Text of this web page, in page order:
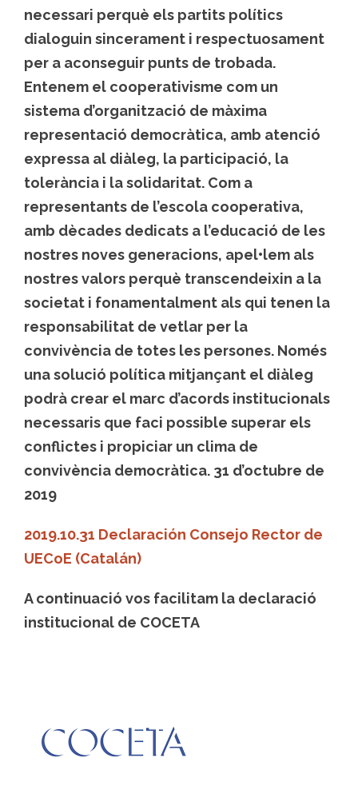
necessari perquè els partits polítics
dialoguin sincerament i respectuosament
per a aconseguir punts de trobada.
Entenem el cooperativisme com un
sistema d’organització de màxima
representació democràtica, amb atenció
expressa al diàleg, la participació, la
tolerància i la solidaritat. Com a
representants de l’escola cooperativa,
amb dècades dedicats a l’educació de les
nostres noves generacions, apel•lem als
nostres valors perquè transcendeixin a la
societat i fonamentalment als qui tenen la
responsabilitat de vetlar per la
convivència de totes les persones. Només
una solució política mitjançant el diàleg
podrà crear el marc d’acords institucionals
necessaris que faci possible superar els
conflictes i propiciar un clima de
convivència democràtica. 31 d’octubre de
2019
2019.10.31 Declaración Consejo Rector de
UECoE (Catalán)
A continuació vos facilitam la declaració
institucional de COCETA